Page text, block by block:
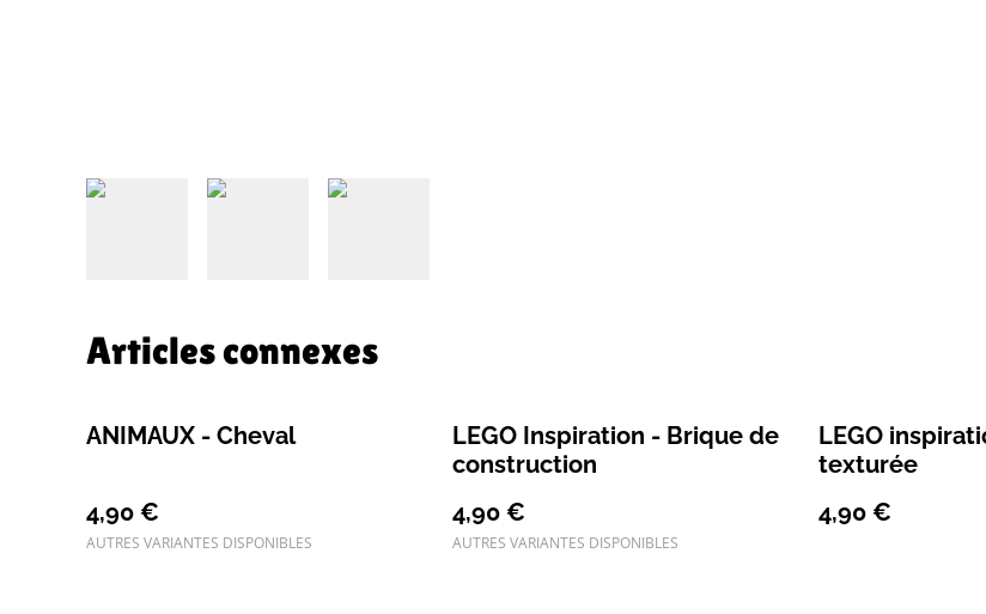
Articles connexes
ANIMAUX - Cheval
4,90 €
AUTRES VARIANTES DISPONIBLES
LEGO Inspiration - Brique de
construction
4,90 €
AUTRES VARIANTES DISPONIBLES
LEGO
texturée
4,90 €